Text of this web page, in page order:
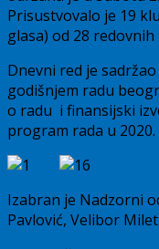
Prisustvovalo je 19
glasa) od 28 redovnih
Dnevni red je
godišnjem radu
o radu i finansijski
program rada u
Izabran je Nadzorni
Pavlović, Velibor